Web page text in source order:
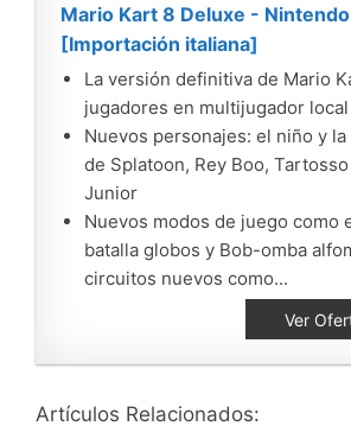
Mario Kart 8 Deluxe -
[Importación italiana]
La versión definitiva de Mario
jugadores en multijugador local
Nuevos personajes: el niño y
de Splatoon, Rey Boo,
Junior
Nuevos modos de juego como
batalla globos y Bob-omba
circuitos nuevos como...
Ver
Artículos Relacionados: